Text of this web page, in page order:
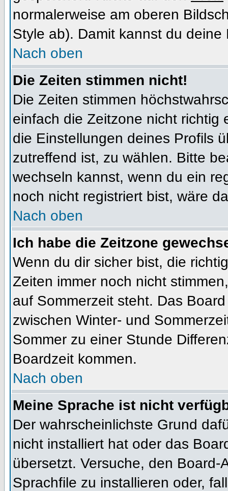
normalerweise am oberen
Style ab). Damit kannst du
Nach oben
Die Zeiten stimmen nicht!
Die Zeiten stimmen
einfach die Zeitzone nicht richtig
die Einstellungen deines Profils
zutreffend ist, zu wählen. Bitte
wechseln kannst, wenn du ein
noch nicht registriert bist, wäre
Nach oben
Ich habe die Zeitzone
Wenn du dir sicher bist, die
Zeiten immer noch nicht
auf Sommerzeit steht. Das
zwischen Winter- und
Sommer zu einer Stunde
Boardzeit kommen.
Nach oben
Meine Sprache ist nicht
Der wahrscheinlichste Grund
nicht installiert hat oder das
übersetzt. Versuche, den
Sprachfile zu installieren oder,